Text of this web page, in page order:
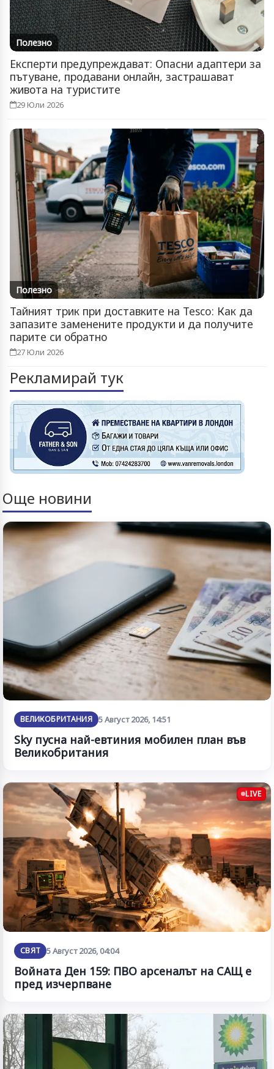
Полезно
Експерти предупреждават: Опасни адаптери за
пътуване, продавани онлайн, застрашават
живота на туристите
29 Юли 2026
Полезно
Тайният трик при доставките на Tesco: Как да
запазите заменените продукти и да получите
парите си обратно
27 Юли 2026
Рекламирай тук
Още новини
ВЕЛИКОБРИТАНИЯ 5 Август 2026, 14:51
Sky пусна най-евтиния мобилен план във
Великобритания
LIVE
СВЯТ 5 Август 2026, 04:04
Войната Ден 159: ПВО арсеналът на САЩ е
пред изчерпване